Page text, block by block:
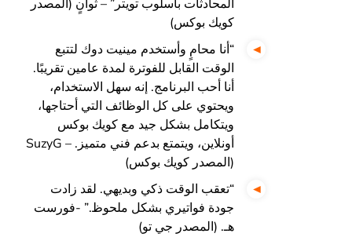
المحادثات بأسلوب تويتر” – ثوانٍ (المصدر
كويك بوكس)
“أنا محامٍ وأستخدم مينيت دوك لتتبع
الوقت القابل للفوترة لمدة عامين تقريبًا.
أنا أحب البرنامج. إنه سهل الاستخدام،
ويحتوي على كل الوظائف التي أحتاجها،
ويتكامل بشكل جيد مع كويك بوكس
أونلاين، ويتمتع بدعم فني متميز. – SuzyG
(المصدر كويك بوكس)
“تعقب الوقت ذكي وبديهي. لقد زادت
جودة فواتيري بشكل ملحوظ.” -فورست
هـ. (المصدر جي تو)